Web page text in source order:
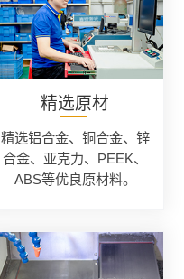
精选原材
精选铝合金、铜合金、锌
合金、亚克力、PEEK、
ABS等优良原材料。